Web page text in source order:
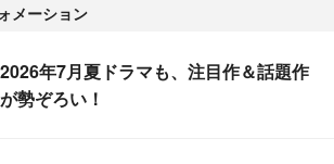
メーション
2026年7月夏ドラマも、注目作＆話題作
が勢ぞろい！